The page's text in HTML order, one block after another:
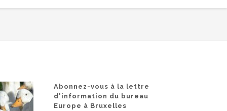
Abonnez-vous à la lettre
d'information du bureau
Europe à Bruxelles